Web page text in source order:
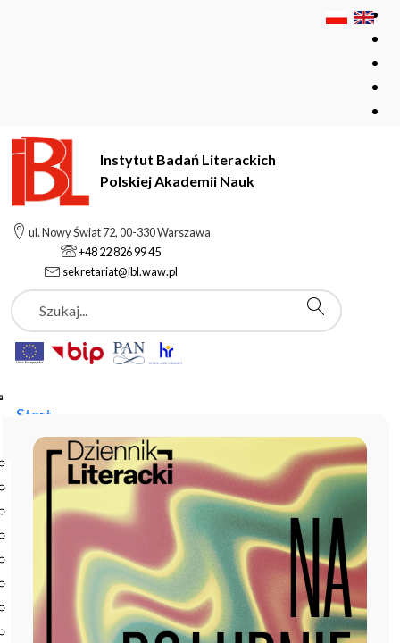
Instytut Badań Literackich
Polskiej Akademii Nauk
ul. Nowy Świat 72, 00-330 Warszawa
+48 22 826 99 45
sekretariat@ibl.waw.pl
Szukaj
Start
Instytut
O Instytucie
Aktualności
Dyrekcja IBL PAN
Pracownie i zespoły
Pracownicy
Administracja
Regulamin afiliowania przy IBL PAN
Instytut Badań Literackich Polskiej Akademii Nauk
Aktualności
Aktualności